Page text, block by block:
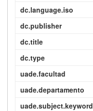
dc.language.iso
dc.publisher
dc.title
dc.type
uade.facultad
uade.departamento
uade.subject.keyword